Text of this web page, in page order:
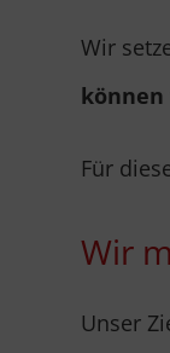
Wir
können
Für
Wir
Unser